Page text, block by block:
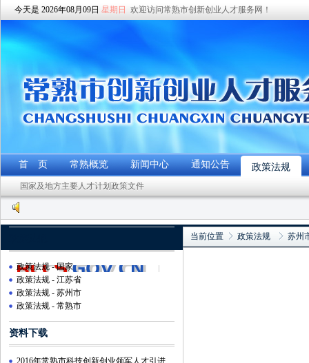
今天是 2026年08月09日 星期日 欢迎访问常熟市创新创业人才服务网！
首 页 常熟概览 新闻中心 通知公告 政策法规
国家及地方主要人才计划政策文件
政策法规 - 国家
政策法规 - 江苏省
政策法规 - 苏州市
政策法规 - 常熟市
资料下载
2016年常熟市科技创新创业领军人才引进计划附件资料下载
当前位置 政策法规 苏州